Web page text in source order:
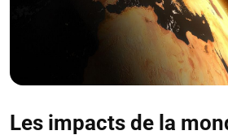
Les impacts de la